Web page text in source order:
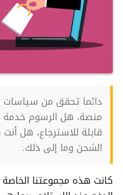
دائما تحقق من سياسات
منصة، هل الرسوم خدمة
قابلة للاسترجاع، هل
الشحن وما إلى ذلك.
كانت هذه مجموعتنا